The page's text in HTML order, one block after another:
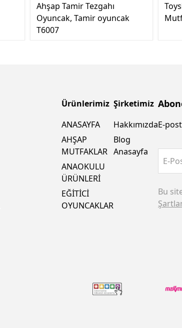
Ahşap Tamir Tezgahı
Oyuncak, Tamir oyuncak
T6007
Ürünlerimiz
ANASAYFA
AHŞAP
MUTFAKLAR
ANAOKULU
ÜRÜNLERİ
EĞİTİCİ
OYUNCAKLAR
Şirketimiz
Hakkımızda
Blog
Anasayfa
E-
E-
Bu